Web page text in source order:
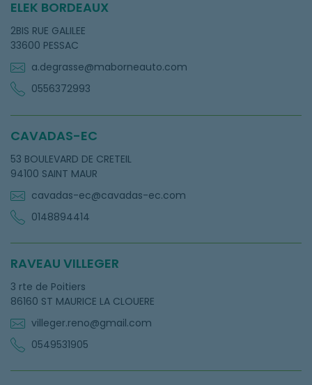
ELEK BORDEAUX
2BIS RUE GALILEE
33600 PESSAC
a.degrasse@maborneauto.com
0556372993
CAVADAS-EC
53 BOULEVARD DE CRETEIL
94100 SAINT MAUR
cavadas-ec@cavadas-ec.com
0148894414
RAVEAU VILLEGER
3 rte de Poitiers
86160 ST MAURICE LA CLOUERE
villeger.reno@gmail.com
0549531905